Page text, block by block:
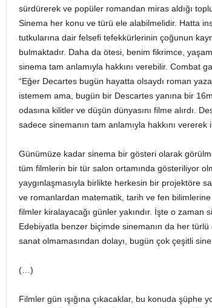
sürdürerek ve popüler romandan miras aldığı
Sinema her konu ve türü ele alabilmelidir. Hatta
tutkularına dair felsefi tefekkürlerinin çoğunun
bulmaktadır. Daha da ötesi, benim fikrimce,
sinema tam anlamıyla hakkını verebilir. Combat
“Eğer Decartes bugün hayatta olsaydı roman
istemem ama, bugün bir Descartes yanına bir
odasına kilitler ve düşün dünyasını filme alırdı.
sadece sinemanın tam anlamıyla hakkını
Günümüze kadar sinema bir gösteri olarak
tüm filmlerin bir tür salon ortamında gösteriliyor
yaygınlaşmasıyla birlikte herkesin bir projektöre
ve romanlardan matematik, tarih ve fen
filmler kiralayacağı günler yakındır. İşte o zaman
Edebiyatla benzer biçimde sinemanın da her
sanat olmamasından dolayı, bugün çok çeşitli
(…)
Filmler gün ışığına çıkacaklar, bu konuda şüphe